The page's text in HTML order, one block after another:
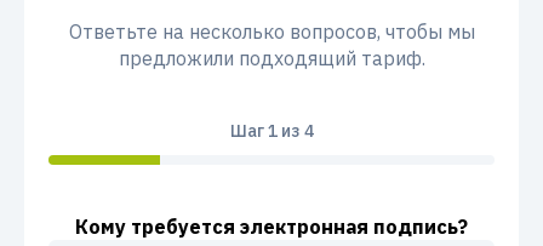
Ответьте на несколько вопросов, чтобы мы
предложили подходящий тариф.
Шаг1из 4
Кому требуется электронная подпись?